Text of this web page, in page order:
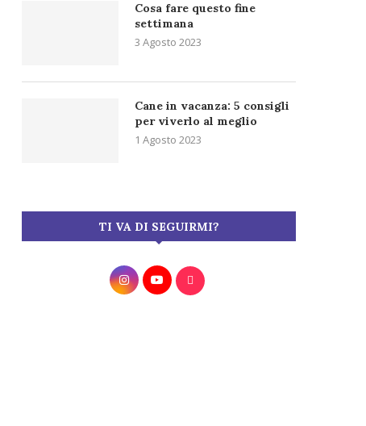
Cosa fare questo fine
settimana
3 Agosto 2023
Cane in vacanza: 5 consigli
per viverlo al meglio
1 Agosto 2023
TI VA DI SEGUIRMI?